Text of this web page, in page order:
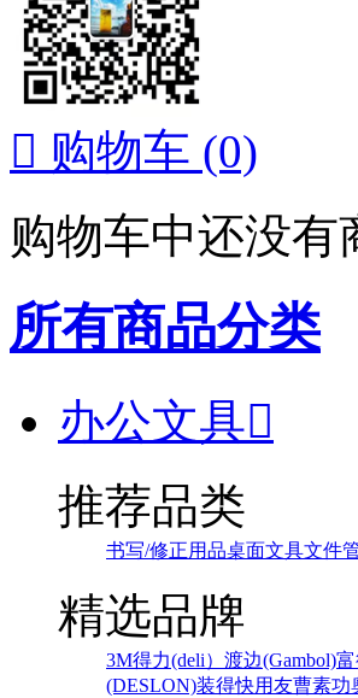
 购物车 (0)
购物车中还没
所有商品分类
办公文具
推荐品类
书写/修正用品桌面文具文件
精选品牌
3M得力(deli） 渡边(Gambol)
(DESLON)装得快用友曹素功